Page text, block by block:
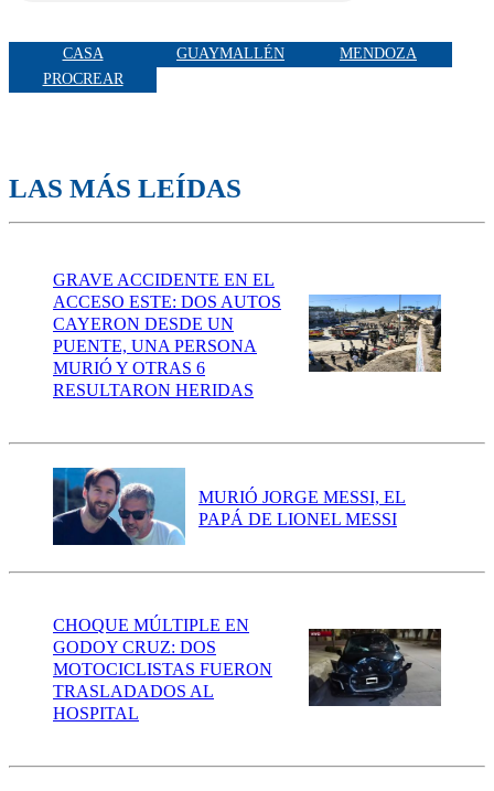
CASA GUAYMALLÉN
MENDOZA
PROCREAR
LAS MÁS LEÍDAS
GRAVE ACCIDENTE EN EL
ACCESO ESTE: DOS AUTOS
CAYERON DESDE UN
PUENTE, UNA PERSONA
MURIÓ Y OTRAS 6
RESULTARON HERIDAS
MURIÓ JORGE MESSI, EL
PAPÁ DE LIONEL MESSI
CHOQUE MÚLTIPLE EN
GODOY CRUZ: DOS
MOTOCICLISTAS FUERON
TRASLADADOS AL
HOSPITAL